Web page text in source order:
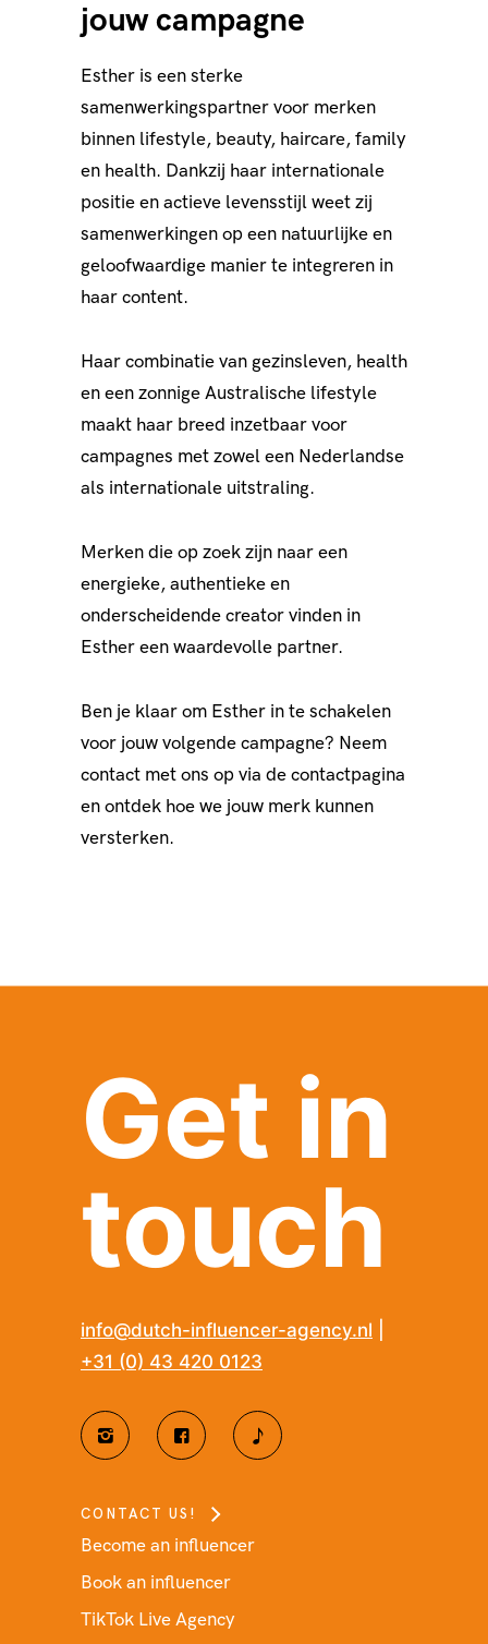
jouw campagne
Esther is een sterke
samenwerkingspartner voor merken
binnen lifestyle, beauty, haircare, family
en health. Dankzij haar internationale
positie en actieve levensstijl weet zij
samenwerkingen op een natuurlijke en
geloofwaardige manier te integreren in
haar content.
Haar combinatie van gezinsleven, health
en een zonnige Australische lifestyle
maakt haar breed inzetbaar voor
campagnes met zowel een Nederlandse
als internationale uitstraling.
Merken die op zoek zijn naar een
energieke, authentieke en
onderscheidende creator vinden in
Esther een waardevolle partner.
Ben je klaar om Esther in te schakelen
voor jouw volgende campagne? Neem
contact met ons op via de contactpagina
en ontdek hoe we jouw merk kunnen
versterken.
Get in
touch
info@dutch-influencer-agency.nl
+31 (0) 43 420 0123
CONTACT US!
Become an influencer
Book an influencer
TikTok Live Agency